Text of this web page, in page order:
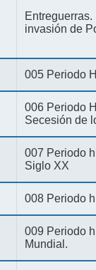
invasión de
005 Periodo
006 Periodo
Secesión de
007 Periodo
Siglo XX
008 Periodo
009 Periodo
Mundial.